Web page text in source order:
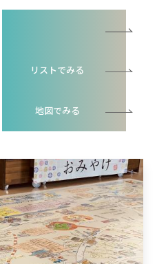
リストでみる
地図でみる